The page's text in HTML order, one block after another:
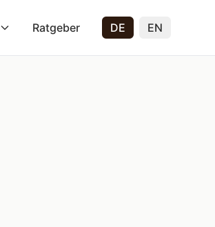
Ratgeber DE EN